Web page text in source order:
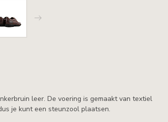
leer. De voering is gemaakt van textiel
je kunt een steunzool plaatsen.